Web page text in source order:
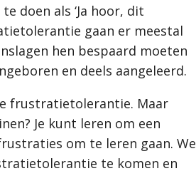
doen als ‘Ja hoor, dit
gaan er meestal
hen bespaard moeten
en deels aangeleerd.
frustratietolerantie. Maar
Je kunt leren om een
om te leren gaan. We
te komen en